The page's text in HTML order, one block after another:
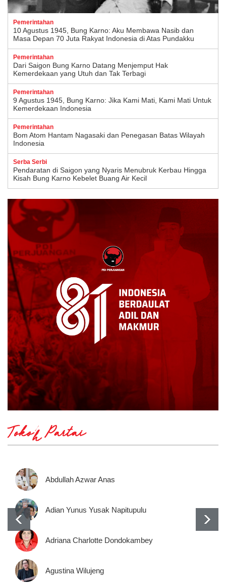
Pemerintahan
10 Agustus 1945, Bung Karno: Aku Membawa Nasib dan
Masa Depan 70 Juta Rakyat Indonesia di Atas Pundakku
Pemerintahan
Dari Saigon Bung Karno Datang Menjemput Hak
Kemerdekaan yang Utuh dan Tak Terbagi
Pemerintahan
9 Agustus 1945, Bung Karno: Jika Kami Mati, Kami Mati Untuk
Kemerdekaan Indonesia
Pemerintahan
Bom Atom Hantam Nagasaki dan Penegasan Batas Wilayah
Indonesia
Serba Serbi
Pendaratan di Saigon yang Nyaris Menubruk Kerbau Hingga
Kisah Bung Karno Kebelet Buang Air Kecil
Tokoh Partai
Abdullah Azwar Anas
Adian Yunus Yusak Napitupulu
Adriana Charlotte Dondokambey
Agustina Wilujeng